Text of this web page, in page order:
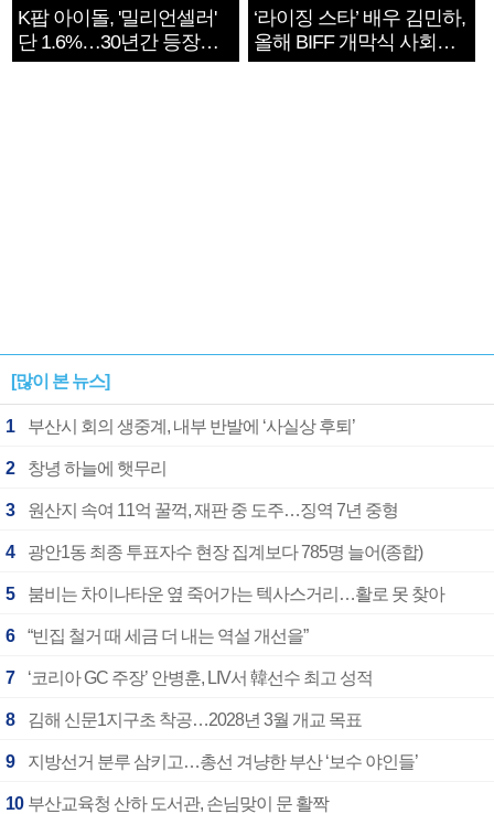
K팝 아이돌, '밀리언셀러'
단 1.6%…30년간 등장
1182개팀 전수조사
‘라이징 스타’ 배우 김민하,
올해 BIFF 개막식 사회자
확정
[많이 본 뉴스]
1 부산시 회의 생중계, 내부 반발에 ‘사실상 후퇴’
2 창녕 하늘에 햇무리
3 원산지 속여 11억 꿀꺽, 재판 중 도주…징역 7년 중형
4 광안1동 최종 투표자수 현장 집계보다 785명 늘어(종합)
5 붐비는 차이나타운 옆 죽어가는 텍사스거리…활로 못 찾아
6 “빈집 철거 때 세금 더 내는 역설 개선을”
7 ‘코리아 GC 주장’ 안병훈, LIV서 韓선수 최고 성적
8 김해 신문1지구초 착공…2028년 3월 개교 목표
9 지방선거 분루 삼키고…총선 겨냥한 부산 ‘보수 야인들’
10 부산교육청 산하 도서관, 손님맞이 문 활짝